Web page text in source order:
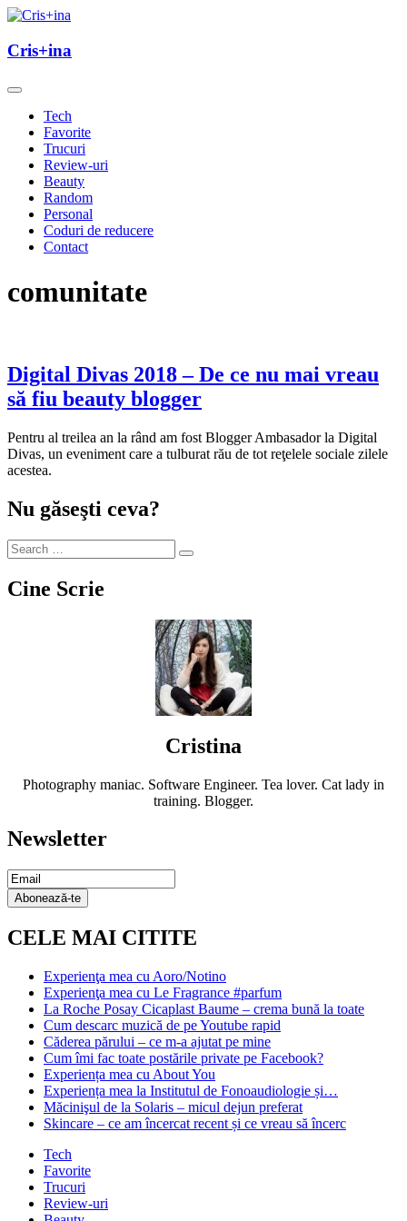
Skip
content
Cris+ina
Cris+ina
Tech
Favorite
Trucuri
Review-uri
Beauty
Random
Personal
Coduri de reducere
Contact
comunitate
Digital Divas 2018 – De ce nu mai vreau
să fiu beauty blogger
Pentru al treilea an la rând am fost Blogger Ambasador la Digital
Divas, un eveniment care a tulburat rău de tot reţelele sociale zilele
acestea.
Nu găseşti ceva?
Cine Scrie
Cristina
Photography maniac. Software Engineer. Tea lover. Cat lady in
training. Blogger.
Newsletter
Email
Subscription
Abonează-te
CELE MAI CITITE
Experienţa mea cu Aoro/Notino
Experienţa mea cu Le Fragrance #parfum
La Roche Posay Cicaplast Baume – crema bună la toate
Cum descarc muzică de pe Youtube rapid
Căderea părului – ce m-a ajutat pe mine
Cum îmi fac toate postările private pe Facebook?
Experiența mea cu About You
Experiența mea la Institutul de Fonoaudiologie și…
Măcinişul de la Solaris – micul dejun preferat
Skincare – ce am încercat recent și ce vreau să încerc
Tech
Favorite
Trucuri
Review-uri